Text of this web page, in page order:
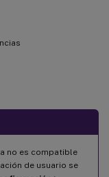
no es compatible
de usuario se